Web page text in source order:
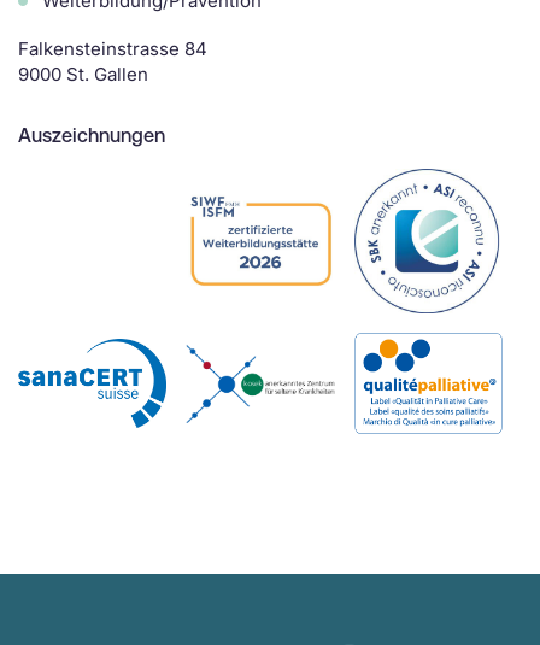
Falkensteinstrasse 84
9000 St. Gallen
Auszeichnungen